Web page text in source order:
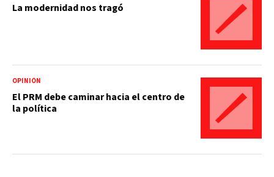
La modernidad nos tragó
OPINIÓN
El PRM debe caminar hacia el centro de
la política